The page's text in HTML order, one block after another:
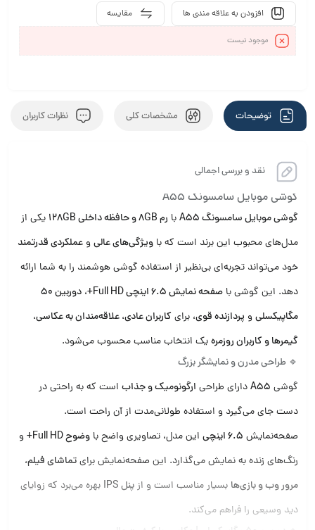
مقایسه افزودن به علاقه مندی ها
موجود نیست
توضیحات مشخصات کلی نظرات کاربران
نقد و بررسی اجمالی
گوشی موبایل سامسونگ A55
گوشی موبایل سامسونگ A55 با رم 8GB و حافظه داخلی 128GB
یکی از
مدل‌های محبوب این برند است که با ویژگی‌های عالیو عملکردی قدرتمند
خود می‌تواند تجربه‌ای بی‌نظیر از استفاده گوشی هوشمند را به شما ارائه
دهد. این گوشی با صفحه نمایش 6.5 اینچی ،
دوربین 50
مگاپیکسلیو پردازنده قوی، برای کاربران عادی، علاقه‌مندان به عکاسی،
گیمرها و کاربران روزمرهیک انتخاب مناسب محسوب می‌شود.
🔹 طراحی مدرن و نمایشگر بزرگ
گوشی A55دارای طراحی ارگونومیک و جذاب است که به راحتی در
دست جای می‌گیرد و استفاده طولانی‌مدت از آن راحت است.
صفحه‌نمایش 6.5اینچی این مدل، تصاویری واضح با وضوح
و
رنگ‌های زنده به نمایش می‌گذارد. این صفحه‌نمایش برایتماشای فیلم،
مرور وب و بازی‌ها بسیار مناسب است و ازپنل
بهره می‌برد که زوایای
دید وسیعی را فراهم می‌کند.